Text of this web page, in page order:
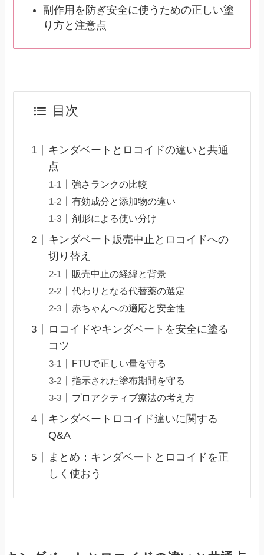
副作用を防ぎ安全に使うための正しい塗
り方と注意点
目次
キンダベートとロコイドの違いと共通
点
強さランクの比較
有効成分と添加物の違い
剤形による使い分け
キンダベート販売中止とロコイドへの
切り替え
販売中止の経緯と背景
代わりとなる代替薬の選定
赤ちゃんへの適応と安全性
ロコイドやキンダベートを安全に塗る
コツ
FTUで正しい量を守る
指示された塗布期間を守る
プロアクティブ療法の考え方
キンダベートロコイド違いに関する
Q&A
まとめ：キンダベートとロコイドを正
しく使おう